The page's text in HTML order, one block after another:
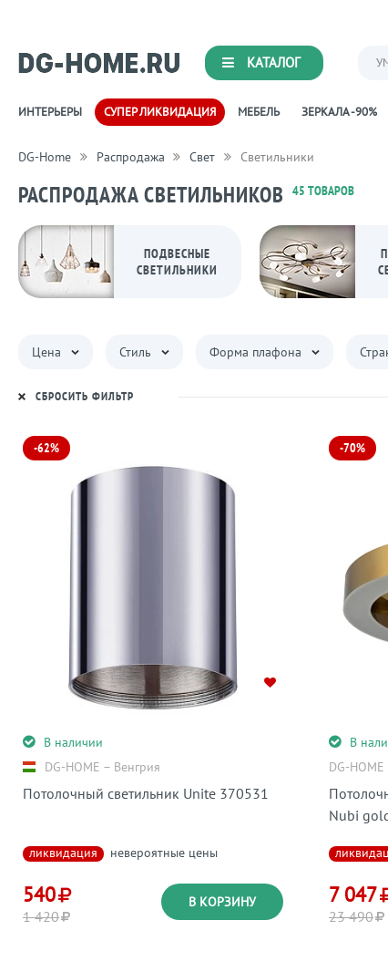
КАТАЛОГ
ИНТЕРЬЕРЫ СУПЕР ЛИКВИДАЦИЯ МЕБЕЛЬ ЗЕРКАЛА -90%
DG-Home Распродажа Свет Светильники
РАСПРОДАЖА СВЕТИЛЬНИКОВ 45 ТОВАРОВ
ПОДВЕСНЫЕ
СВЕТИЛЬНИКИ
Цена Стиль Форма плафона
СБРОСИТЬ ФИЛЬТР
-62%
В наличии
DG-HOME − Венгрия
Потолочный светильник Unite 370531
ликвидация невероятные цены
В КОРЗИНУ
540
1 420
-70%
В
DG-HOME
Nubi
7 047
23 490